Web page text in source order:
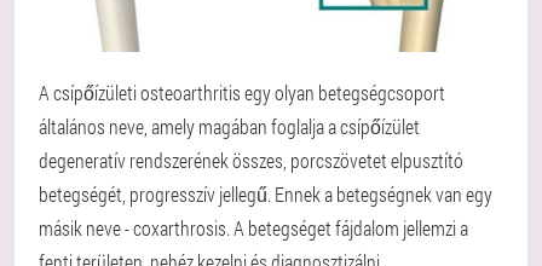
A csípőízületi osteoarthritis egy olyan betegségcsoport
általános neve, amely magában foglalja a csípőízület
degeneratív rendszerének összes, porcszövetet elpusztító
betegségét, progresszív jellegű. Ennek a betegségnek van egy
másik neve - coxarthrosis. A betegséget fájdalom jellemzi a